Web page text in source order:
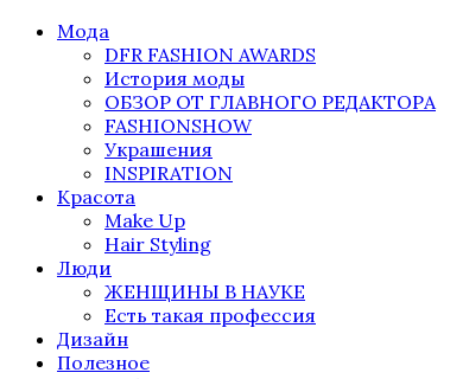
Мода
DFR FASHION AWARDS
История моды
ОБЗОР ОТ ГЛАВНОГО РЕДАКТОРА
FASHIONSHOW
Украшения
INSPIRATION
Красота
Make Up
Hair Styling
Люди
ЖЕНЩИНЫ В НАУКЕ
Есть такая профессия
Дизайн
Полезное